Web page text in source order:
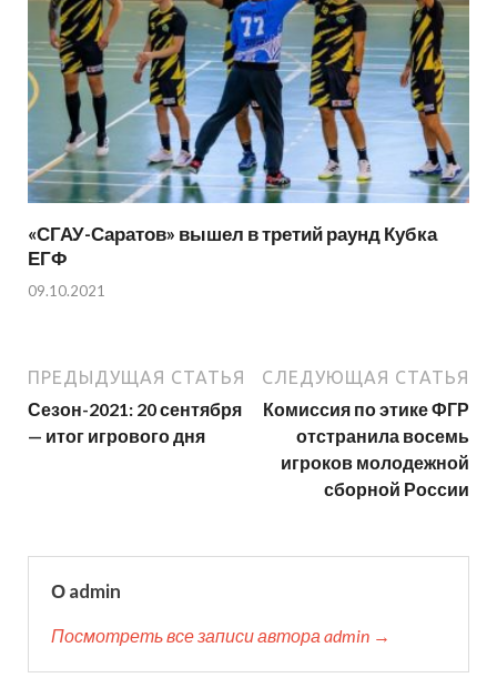
«СГАУ-Саратов» вышел в третий раунд Кубка
ЕГФ
09.10.2021
ПРЕДЫДУЩАЯ СТАТЬЯ
Сезон-2021: 20 сентября
— итог игрового дня
СЛЕДУЮЩАЯ СТАТЬЯ
Комиссия по этике ФГР
отстранила восемь
игроков молодежной
сборной России
О admin
Посмотреть все записи автора admin →